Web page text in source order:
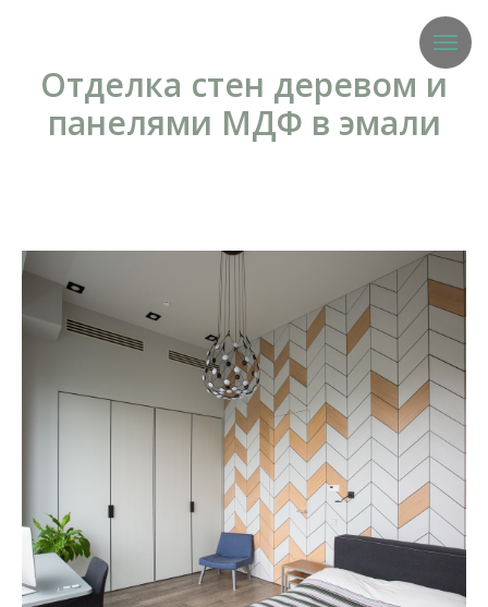
Отделка стен деревом и
панелями МДФ в эмали